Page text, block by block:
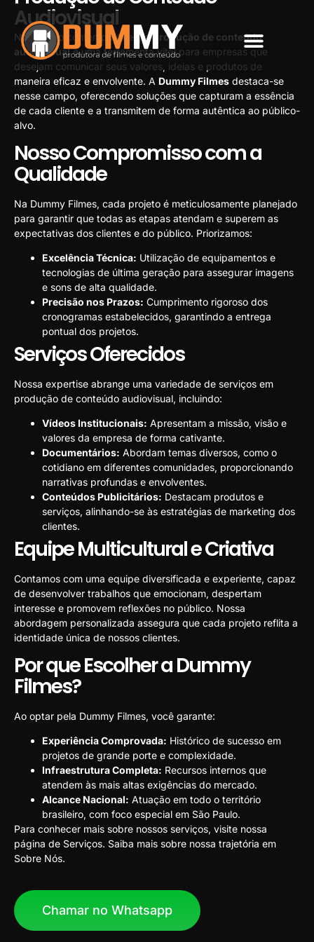
Audiovisual
No cenário contemporâneo, a produção de conteúdo
audiovisualé uma ferramenta vital para empresas que
desejam comunicar seus valores, ideias e produtos de
maneira eficaz e envolvente. A Dummy Filmes destaca-se
nesse campo, oferecendo soluções que capturam a essência
de cada cliente e a transmitem de forma autêntica ao público-
alvo.
Nosso Compromisso com a
Qualidade
Na Dummy Filmes, cada projeto é meticulosamente planejado
para garantir que todas as etapas atendam e superem as
expectativas dos clientes e do público. Priorizamos:
Excelência Técnica: Utilização de equipamentos e
tecnologias de última geração para assegurar imagens
e sons de alta qualidade.
Precisão nos Prazos: Cumprimento rigoroso dos
cronogramas estabelecidos, garantindo a entrega
pontual dos projetos.
Serviços Oferecidos
Nossa expertise abrange uma variedade de serviços em
produção de conteúdo audiovisual, incluindo:
Vídeos Institucionais: Apresentam a missão, visão e
valores da empresa de forma cativante.
Documentários: Abordam temas diversos, como o
cotidiano em diferentes comunidades, proporcionando
narrativas profundas e envolventes.
Conteúdos Publicitários: Destacam produtos e
serviços, alinhando-se às estratégias de marketing dos
clientes.
Equipe Multicultural e Criativa
Contamos com uma equipe diversificada e experiente, capaz
de desenvolver trabalhos que emocionam, despertam
interesse e promovem reflexões no público. Nossa
abordagem personalizada assegura que cada projeto reflita a
identidade única de nossos clientes.
Por que Escolher a Dummy
Filmes?
Ao optar pela Dummy Filmes, você garante:
Experiência Comprovada: Histórico de sucesso em
projetos de grande porte e complexidade.
Infraestrutura Completa: Recursos internos que
atendem às mais altas exigências do mercado.
Alcance Nacional: Atuação em todo o território
brasileiro, com foco especial em São Paulo.
Para conhecer mais sobre nossos serviços, visite nossa
página de Serviços. Saiba mais sobre nossa trajetória em
Sobre Nós.
Chamar no Whatsapp